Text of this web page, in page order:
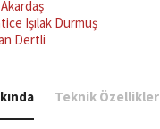
Işılak Durmuş
Dertli
Teknik Özellikler